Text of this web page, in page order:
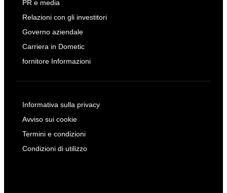
PR e media
Relazioni con gli investitori
Governo aziendale
Carriera in Dometic
fornitore Informazioni
Informativa sulla privacy
Avviso sui cookie
Termini e condizioni
Condizioni di utilizzo